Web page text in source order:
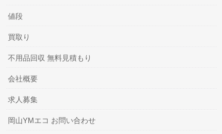
値段
買取り
不用品回収 無料見積もり
会社概要
求人募集
岡山YMエコ お問い合わせ